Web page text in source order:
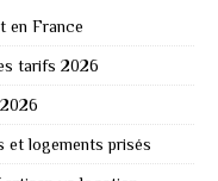
en France
tarifs 2026
et logements prisés